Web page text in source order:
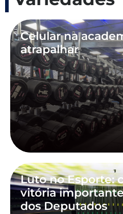
Celular na
atrapalhar
Luto no Esporte:
vitória
dos Deputados